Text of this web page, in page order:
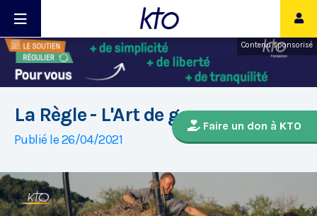
Contenu sponsorisé
Faire un don à KTO
La Règle - L'Art de gouverner
Publié le 26/04/2021